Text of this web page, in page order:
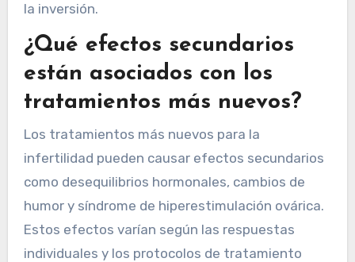
la inversión.
¿Qué efectos secundarios
están asociados con los
tratamientos más nuevos?
Los tratamientos más nuevos para la
infertilidad pueden causar efectos secundarios
como desequilibrios hormonales, cambios de
humor y síndrome de hiperestimulación ovárica.
Estos efectos varían según las respuestas
individuales y los protocolos de tratamiento